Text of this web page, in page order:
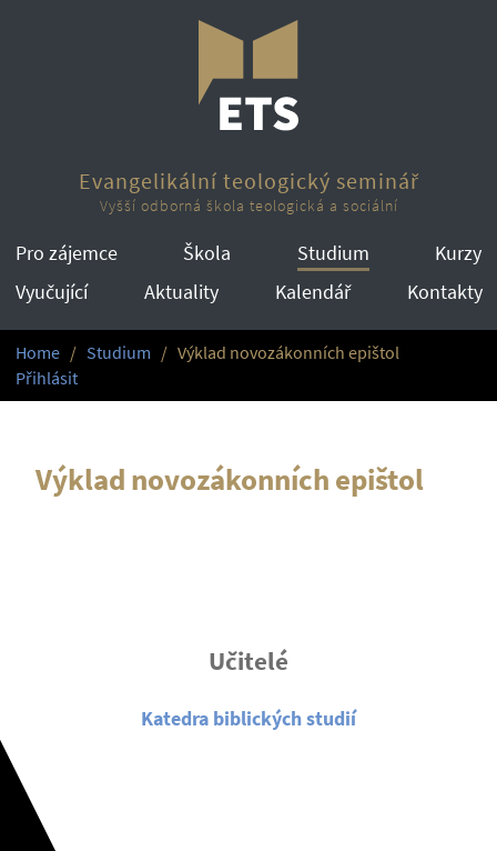
Evangelikální teologický seminář
Vyšší odborná škola teologická a sociální
Pro zájemce Škola Studium
Kurzy
Vyučující
Aktuality Kalendář Kontakty
Home Studium
Výklad novozákonních epištol
Přihlásit
Výklad novozákonních epištol
Učitelé
Katedra biblických studií